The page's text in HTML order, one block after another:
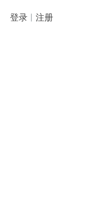
登录 注册